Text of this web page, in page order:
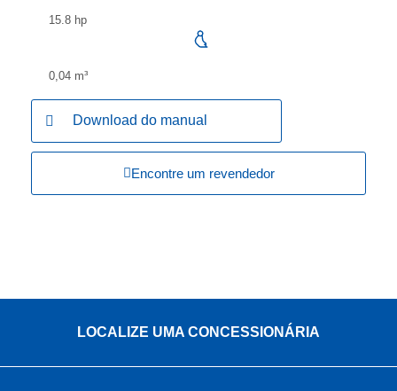
15.8 hp
0,04 m³
Download do manual
Encontre um revendedor
LOCALIZE UMA CONCESSIONÁRIA